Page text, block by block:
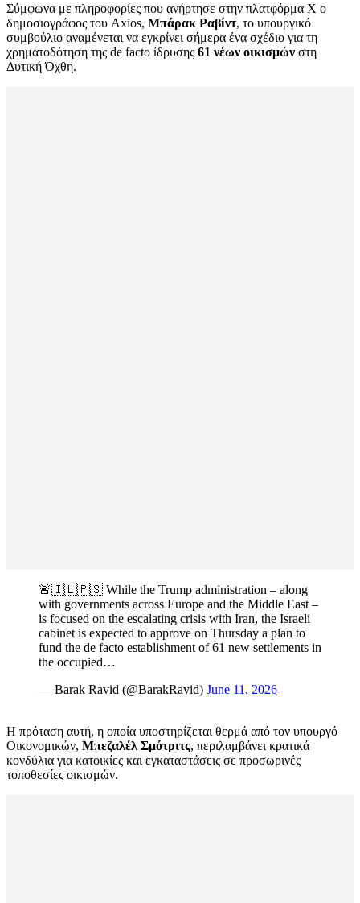
Σύμφωνα με πληροφορίες που ανήρτησε στην πλατφόρμα Χ ο
δημοσιογράφος του Axios, Μπάρακ Ραβίντ, το υπουργικό
συμβούλιο αναμένεται να εγκρίνει σήμερα ένα σχέδιο για τη
χρηματοδότηση της de facto ίδρυσης 61 νέων οικισμών στη
Δυτική Όχθη.
🚨🇮🇱🇵🇸 While the Trump administration – along
with governments across Europe and the Middle East –
is focused on the escalating crisis with Iran, the Israeli
cabinet is expected to approve on Thursday a plan to
fund the de facto establishment of 61 new settlements in
the occupied…
— Barak Ravid (@BarakRavid) June 11, 2026
Η πρόταση αυτή, η οποία υποστηρίζεται θερμά από τον υπουργό
Οικονομικών, Μπεζαλέλ Σμότριτς, περιλαμβάνει κρατικά
κονδύλια για κατοικίες και εγκαταστάσεις σε προσωρινές
τοποθεσίες οικισμών.